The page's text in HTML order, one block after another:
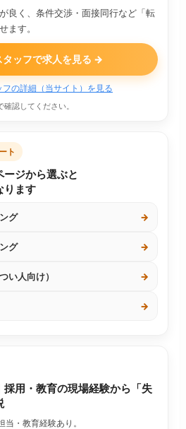
良く、条件交渉・面接同行など「転
ます。
タッフで求人を見る →
フの詳細（当サイト）を見る
認してください。
ト
ージから選ぶと
ります
グ →
グ →
い人向け） →
→
用・教育の現場経験から「失
・教育経験あり。